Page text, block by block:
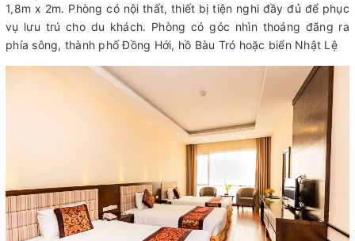
1,8m x 2m. Phòng có nội thất, thiết bị tiện nghi đầy đủ để phục
vụ lưu trú cho du khách. Phòng có góc nhìn thoáng đãng ra
phía sông, thành phố Đồng Hới, hồ Bàu Tró hoặc biển Nhật Lệ